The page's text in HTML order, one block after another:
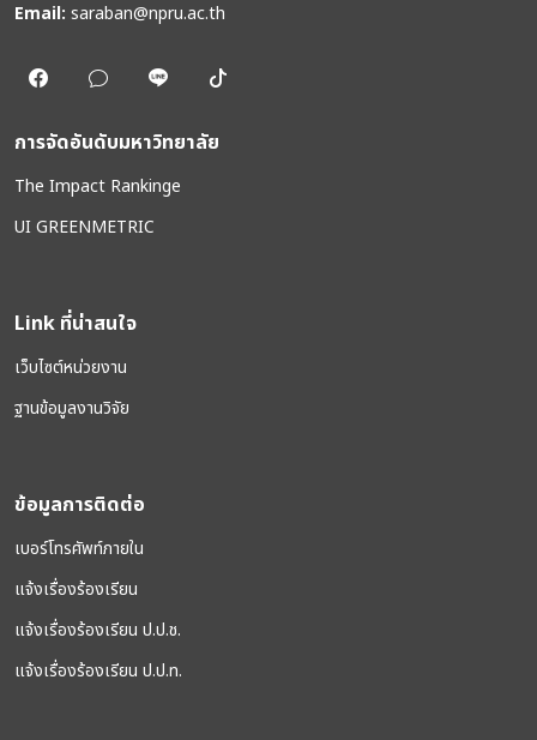
Email: saraban@npru.ac.th
การจัดอันดับมหาวิทยาลัย
The Impact Rankinge
UI GREENMETRIC
Link ที่น่าสนใจ
เว็บไซต์หน่วยงาน
ฐานข้อมูลงานวิจัย
ข้อมูลการติดต่อ
เบอร์โทรศัพท์ภายใน
แจ้งเรื่องร้องเรียน
แจ้งเรื่องร้องเรียน ป.ป.ช.
แจ้งเรื่องร้องเรียน ป.ป.ท.